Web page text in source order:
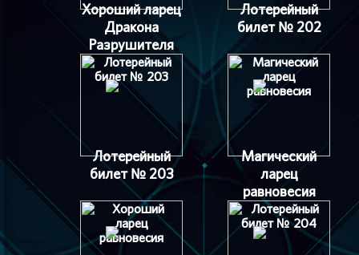
Хороший ларец
Дракона
Разрушителя
Лотерейный
билет № 202
Лотерейный
билет № 203
Магический
ларец
равновесия